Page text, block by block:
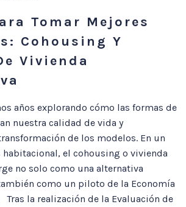
Tomar Mejores
Cohousing Y
Vivienda
años explorando cómo las formas de
nuestra calidad de vida y
de los modelos. En un
el cohousing o vivienda
no solo como una alternativa
como un piloto de la Economía
la realización de la Evaluación de